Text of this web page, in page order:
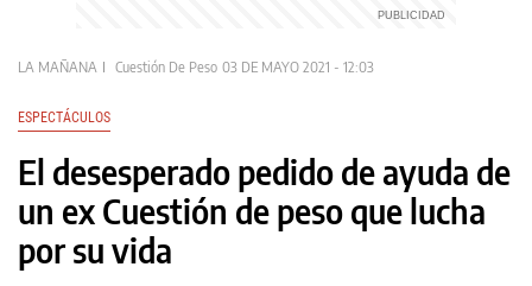
LA MAÑANA Cuestión De Peso 03 DE MAYO 2021 - 12:03
ESPECTÁCULOS
El desesperado pedido de ayuda de
un ex Cuestión de peso que lucha
por su vida